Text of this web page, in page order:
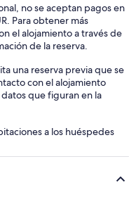
no se aceptan pagos en
Para obtener más
el alojamiento a través de
de la reserva.
una reserva previa que se
con el alojamiento
que figuran en la
a los huéspedes